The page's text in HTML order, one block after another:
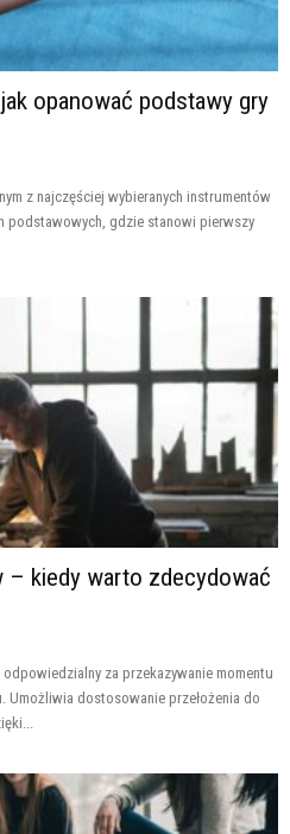
opanować podstawy gry
z najczęściej wybieranych instrumentów
podstawowych, gdzie stanowi pierwszy
– kiedy warto zdecydować
za przekazywanie momentu
Umożliwia dostosowanie przełożenia do